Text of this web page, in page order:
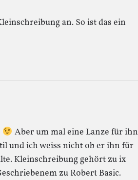
an. So ist das ein
Aber um mal eine Lanze für ihn
und ich weiss nicht ob er ihn für
Kleinschreibung gehört zu ix
zu Robert Basic.